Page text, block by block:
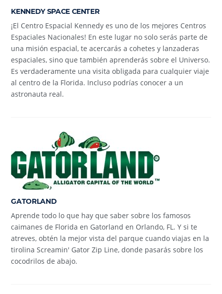
KENNEDY SPACE CENTER
¡El Centro Espacial Kennedy es uno de los mejores Centros
Espaciales Nacionales! En este lugar no solo serás parte de
una misión espacial, te acercarás a cohetes y lanzaderas
espaciales, sino que también aprenderás sobre el Universo.
Es verdaderamente una visita obligada para cualquier viaje
al centro de la Florida. Incluso podrías conocer a un
astronauta real.
GATORLAND
Aprende todo lo que hay que saber sobre los famosos
caimanes de Florida en Gatorland en Orlando, FL. Y si te
atreves, obtén la mejor vista del parque cuando viajas en la
tirolina Screamin' Gator Zip Line, donde pasarás sobre los
cocodrilos de abajo.